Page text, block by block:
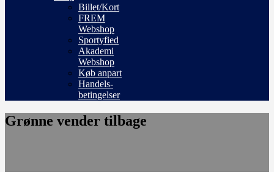
Billet/Kort
FREM
Webshop
Sportyfied
Akademi
Webshop
Køb anpart
Handels-
betingelser
Grønne vender tilbage